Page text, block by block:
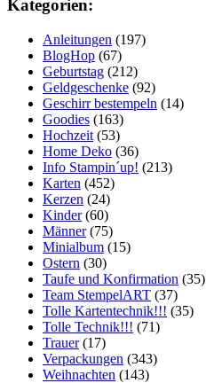
Kategorien:
Anleitungen (197)
BlogHop (67)
Geburtstag (212)
Geldgeschenke (92)
Geschirr bestempeln (14)
Goodies (163)
Hochzeit (53)
Home Deko (36)
Info Stampin´up! (213)
Karten (452)
Kerzen (24)
Kinder(60)
Männer(75)
Minialbum (15)
Ostern (30)
Taufe und Konfirmation (35)
Team StempelART (37)
Tolle Kartentechnik!!! (35)
Tolle Technik!!! (71)
Trauer(17)
Verpackungen (343)
Weihnachten (143)